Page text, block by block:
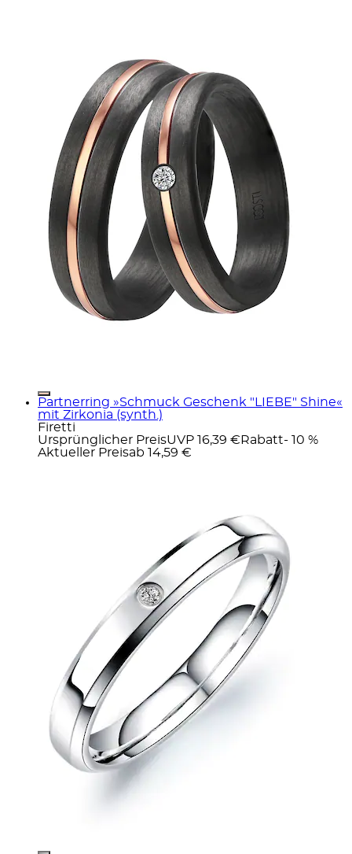
Partnerring »Schmuck Geschenk "LIEBE" Shine«
mit Zirkonia (synth.)
Firetti
Ursprünglicher PreisUVP 16,39 € Rabatt- 10 %
Aktueller Preisab 14,59 €